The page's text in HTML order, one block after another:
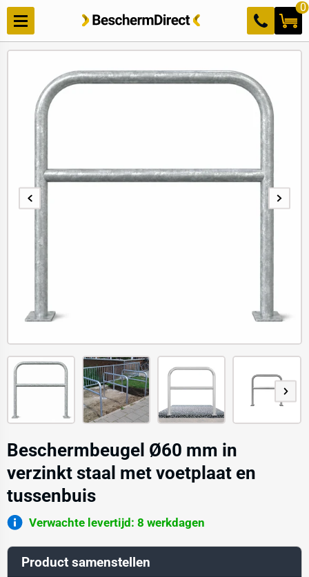
Meteen
naar de
content
0
Beschermbeugel Ø60 mm in
verzinkt staal met voetplaat en
tussenbuis
Verwachte levertijd: 8 werkdagen
Product samenstellen